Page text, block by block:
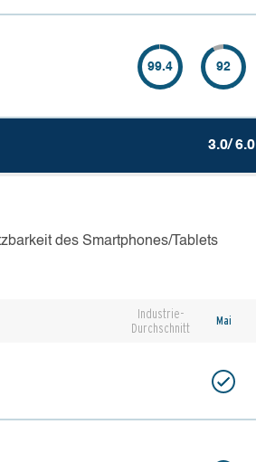
99.4 92
3.0/ 6.0
des Smartphones/Tablets
Industrie-
Durchschnitt
Mai